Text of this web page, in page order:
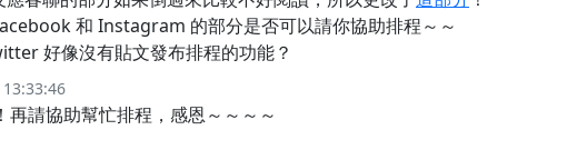
和 Instagram 的部分是否可以請你協助排程～～
好像沒有貼文發布排程的功能？
再請協助幫忙排程，感恩～～～～